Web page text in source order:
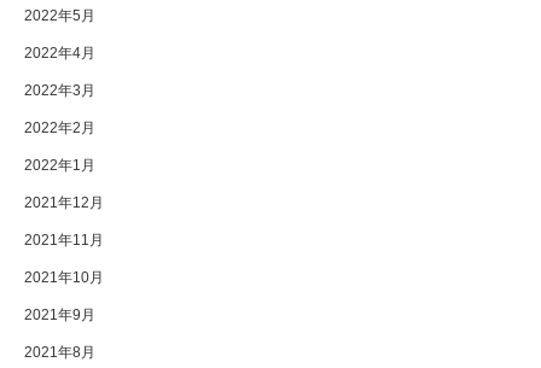
2022年5月
2022年4月
2022年3月
2022年2月
2022年1月
2021年12月
2021年11月
2021年10月
2021年9月
2021年8月